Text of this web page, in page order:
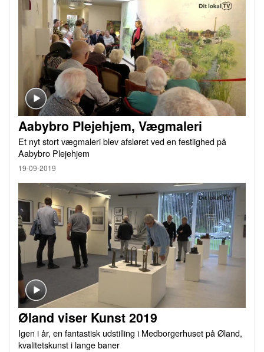
Aabybro Plejehjem, Vægmaleri
Et nyt stort vægmaleri blev afsløret ved en festlighed på
Aabybro Plejehjem
19-09-2019
Øland viser Kunst 2019
Igen i år, en fantastisk udstilling i Medborgerhuset på Øland,
kvalitetskunst i lange baner